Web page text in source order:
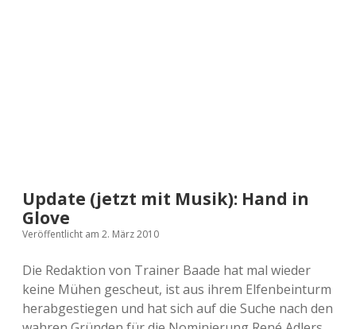
Update (jetzt mit Musik): Hand in
Glove
Veröffentlicht am 2. März 2010
Die Redaktion von Trainer Baade hat mal wieder
keine Mühen gescheut, ist aus ihrem Elfenbeinturm
herabgestiegen und hat sich auf die Suche nach den